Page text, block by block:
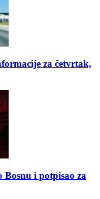
za četvrtak,
Bosnu i potpisao za